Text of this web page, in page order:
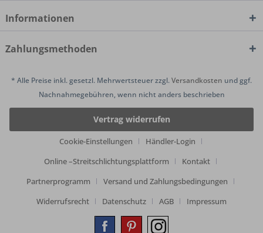
Informationen
Zahlungsmethoden
* Alle Preise inkl. gesetzl. Mehrwertsteuer zzgl.Versandkosten und ggf.
Nachnahmegebühren, wenn nicht anders beschrieben
Vertrag widerrufen
Cookie-Einstellungen
Händler-Login
Online –Streitschlichtungsplattform
Kontakt
Partnerprogramm
Versand und Zahlungsbedingungen
Widerrufsrecht
Datenschutz AGB Impressum